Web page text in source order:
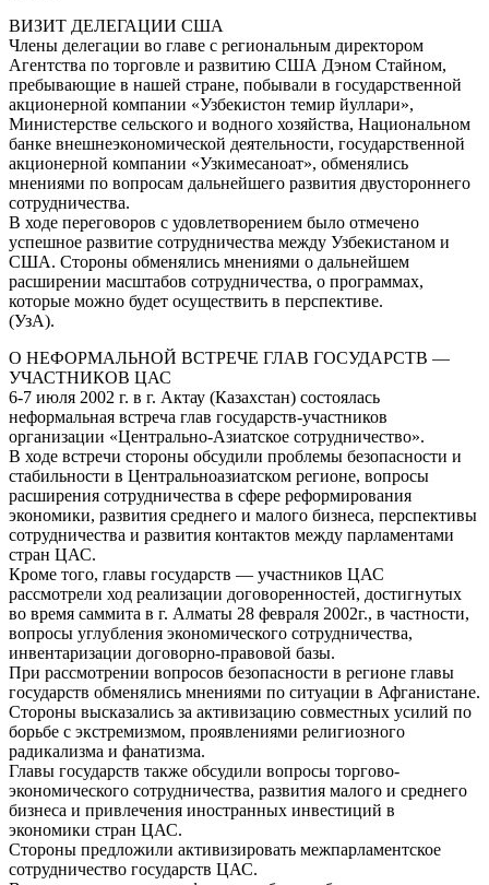
ВИЗИТ ДЕЛЕГАЦИИ США
Члены делегации во главе с региональным директором
Агентства по торговле и развитию США Дэном Стайном,
пребывающие в нашей стране, побывали в государственной
акционерной компании «Узбекистон темир йуллари»,
Министерстве сельского и водного хозяйства, Национальном
банке внешнеэкономической деятельности, государственной
акционерной компании «Узкимесаноат», обменялись
мнениями по вопросам дальнейшего развития двустороннего
сотрудничества.
В ходе переговоров с удовлетворением было отмечено
успешное развитие сотрудничества между Узбекистаном и
США. Стороны обменялись мнениями о дальнейшем
расширении масштабов сотрудничества, о программах,
которые можно будет осуществить в перспективе.
(УзА).
О НЕФОРМАЛЬНОЙ ВСТРЕЧЕ ГЛАВ ГОСУДАРСТВ —
УЧАСТНИКОВ ЦАС
6-7 июля 2002 г. в г. Актау (Казахстан) состоялась
неформальная встреча глав государств-участников
организации «Центрально-Азиатское сотрудничество».
В ходе встречи стороны обсудили проблемы безопасности и
стабильности в Центральноазиатском регионе, вопросы
расширения сотрудничества в сфере реформирования
экономики, развития среднего и малого бизнеса, перспективы
сотрудничества и развития контактов между парламентами
стран ЦАС.
Кроме того, главы государств — участников ЦАС
рассмотрели ход реализации договоренностей, достигнутых
во время саммита в г. Алматы 28 февраля 2002г., в частности,
вопросы углубления экономического сотрудничества,
инвентаризации договорно-правовой базы.
При рассмотрении вопросов безопасности в регионе главы
государств обменялись мнениями по ситуации в Афганистане.
Стороны высказались за активизацию совместных усилий по
борьбе с экстремизмом, проявлениями религиозного
радикализма и фанатизма.
Главы государств также обсудили вопросы торгово-
экономического сотрудничества, развития малого и среднего
бизнеса и привлечения иностранных инвестиций в
экономики стран ЦАС.
Стороны предложили активизировать межпарламентское
сотрудничество государств ЦАС.